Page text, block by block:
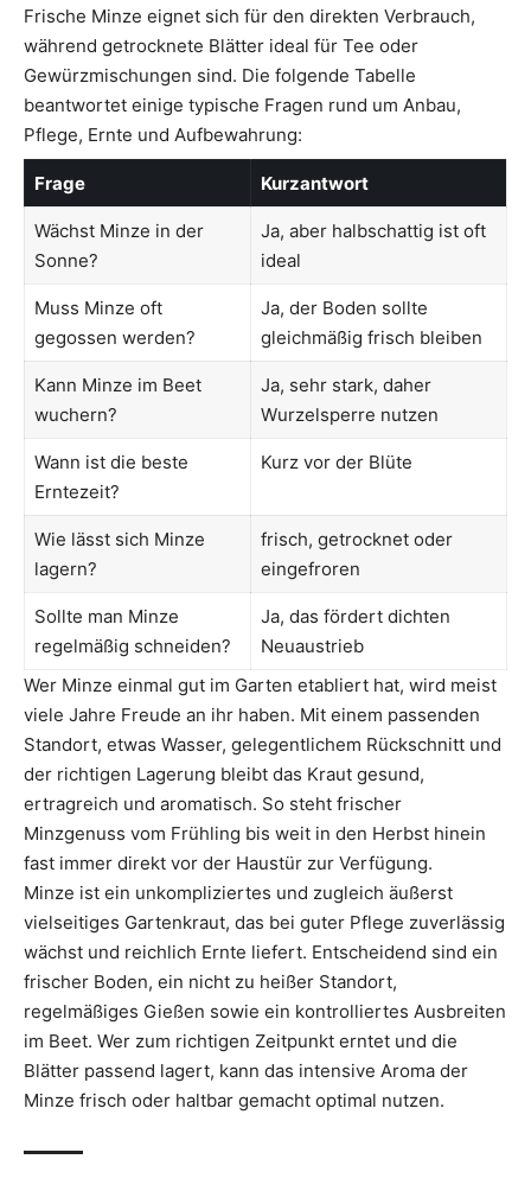
Frische Minze eignet sich für den direkten Verbrauch,
während getrocknete Blätter ideal für Tee oder
Gewürzmischungen sind. Die folgende Tabelle
beantwortet einige typische Fragen rund um Anbau,
Pflege, Ernte und Aufbewahrung:
Frage Kurzantwort
Wächst Minze in der
Sonne?
Ja, aber halbschattig ist oft
ideal
Muss Minze oft
gegossen werden?
Ja, der Boden sollte
gleichmäßig frisch bleiben
Kann Minze im Beet
wuchern?
Ja, sehr stark, daher
Wurzelsperre nutzen
Wann ist die beste
Erntezeit?
Kurz vor der Blüte
Wie lässt sich Minze
lagern?
frisch, getrocknet oder
eingefroren
Sollte man Minze
regelmäßig schneiden?
Ja, das fördert dichten
Neuaustrieb
Wer Minze einmal gut im Garten etabliert hat, wird meist
viele Jahre Freude an ihr haben. Mit einem passenden
Standort, etwas Wasser, gelegentlichem Rückschnitt und
der richtigen Lagerung bleibt das Kraut gesund,
ertragreich und aromatisch. So steht frischer
Minzgenuss vom Frühling bis weit in den Herbst hinein
fast immer direkt vor der Haustür zur Verfügung.
Minze ist ein unkompliziertes und zugleich äußerst
vielseitiges Gartenkraut, das bei guter Pflege zuverlässig
wächst und reichlich Ernte liefert. Entscheidend sind ein
frischer Boden, ein nicht zu heißer Standort,
regelmäßiges Gießen sowie ein kontrolliertes Ausbreiten
im Beet. Wer zum richtigen Zeitpunkt erntet und die
Blätter passend lagert, kann das intensive Aroma der
Minze frisch oder haltbar gemacht optimal nutzen.